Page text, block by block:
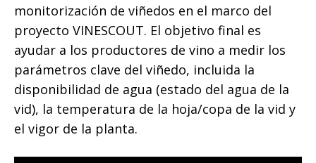
monitorización de viñedos en el marco del
proyecto VINESCOUT. El objetivo final es
ayudar a los productores de vino a medir los
parámetros clave del viñedo, incluida la
disponibilidad de agua (estado del agua de la
vid), la temperatura de la hoja/copa de la vid y
el vigor de la planta.